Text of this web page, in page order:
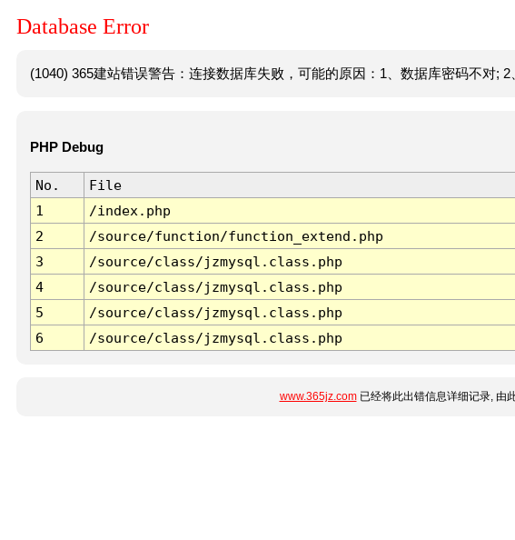
Database Error
(1040) 365建站错误警告：连接数据库失败，可能的原因：1、数据库密码不对; 2
PHP Debug
No. File
1
/index.php
2
/source/function/function_extend.php
3
/source/class/jzmysql.class.php
4
/source/class/jzmysql.class.php
5
/source/class/jzmysql.class.php
6
/source/class/jzmysql.class.php
www.365jz.com已经将此出错信息详细记录, 由